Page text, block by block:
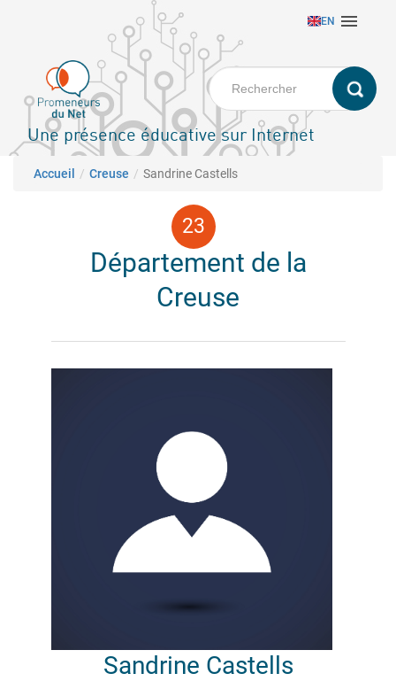
principal
EN 
Une présence éducative sur Internet
Fil d'Ariane
Accueil Creuse Sandrine Castells
Département de la
Creuse
Sandrine Castells